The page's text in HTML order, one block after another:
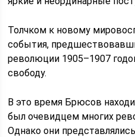
Толчком к новому
события,
революции 1905–1907
свободу.
В это время Брюсов
был очевидцем многих
Однако они